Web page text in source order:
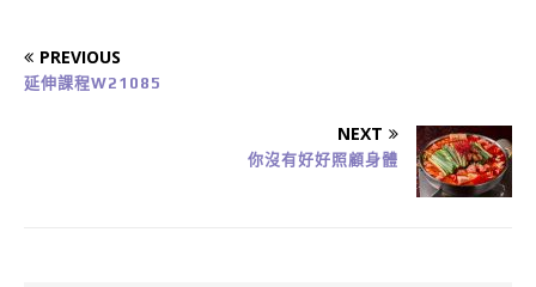
PREVIOUS
延伸課程W21085
NEXT
你沒有好好照顧身體